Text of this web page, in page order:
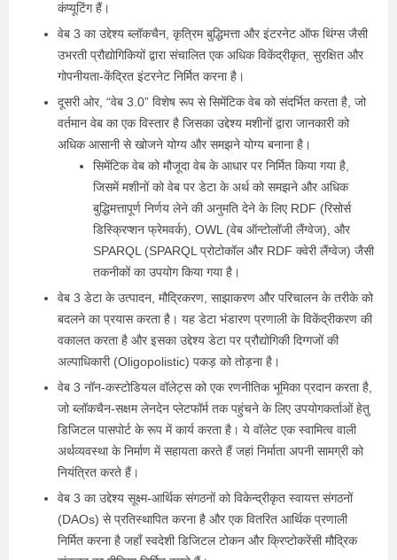
कंप्यूटिंग हैं।
वेब 3 का उद्देश्य ब्लॉकचैन, कृत्रिम बुद्धिमत्ता और इंटरनेट ऑफ थिंग्स जैसी
उभरती प्रौद्योगिकियों द्वारा संचालित एक अधिक विकेंद्रीकृत, सुरक्षित और
गोपनीयता-केंद्रित इंटरनेट निर्मित करना है।
दूसरी ओर, “वेब 3.0” विशेष रूप से सिमेंटिक वेब को संदर्भित करता है, जो
वर्तमान वेब का एक विस्तार है जिसका उद्देश्य मशीनों द्वारा जानकारी को
अधिक आसानी से खोजने योग्य और समझने योग्य बनाना है।
सिमेंटिक वेब को मौजूदा वेब के आधार पर निर्मित किया गया है,
जिसमें मशीनों को वेब पर डेटा के अर्थ को समझने और अधिक
बुद्धिमत्तापूर्ण निर्णय लेने की अनुमति देने के लिए RDF (रिसोर्स
डिस्क्रिप्शन फ्रेमवर्क), OWL (वेब ऑन्टोलॉजी लैंग्वेज), और
SPARQL (SPARQL प्रोटोकॉल और RDF क्वेरी लैंग्वेज) जैसी
तकनीकों का उपयोग किया गया है।
वेब 3 डेटा के उत्पादन, मौद्रिकरण, साझाकरण और परिचालन के तरीके को
बदलने का प्रयास करता है। यह डेटा भंडारण प्रणाली के विकेंद्रीकरण की
वकालत करता है और इसका उद्देश्य डेटा पर प्रौद्योगिकी दिग्गजों की
अल्पाधिकारी (Oligopolistic) पकड़ को तोड़ना है।
वेब 3 नॉन-कस्टोडियल वॉलेट्स को एक रणनीतिक भूमिका प्रदान करता है,
जो ब्लॉकचैन-सक्षम लेनदेन प्लेटफॉर्म तक पहुंचने के लिए उपयोगकर्ताओं हेतु
डिजिटल पासपोर्ट के रूप में कार्य करता है। ये वॉलेट एक स्वामित्व वाली
अर्थव्यवस्था के निर्माण में सहायता करते हैं जहां निर्माता अपनी सामग्री को
नियंत्रित करते हैं।
वेब 3 का उद्देश्य सूक्ष्म-आर्थिक संगठनों को विकेन्द्रीकृत स्वायत्त संगठनों
(DAOs) से प्रतिस्थापित करना है और एक वितरित आर्थिक प्रणाली
निर्मित करना है जहाँ स्वदेशी डिजिटल टोकन और क्रिप्टोकरेंसी मौद्रिक